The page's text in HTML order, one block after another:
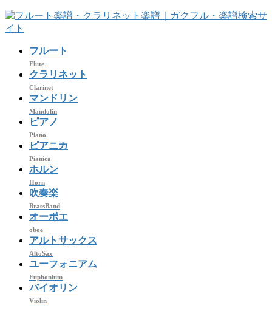
コ
ン
ナ
ビ
フルート
Flute
クラリネット
Clarinet
マンドリン
Mandolin
ピアノ
Piano
ピアニカ
Pianica
ホルン
Horn
吹奏楽
BrassBand
オーボエ
oboe
アルトサックス
AltoSax
ユーフォニアム
Euphonium
バイオリン
Violin